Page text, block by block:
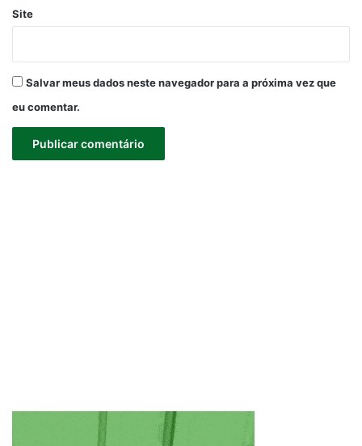
Site
Salvar meus dados neste navegador para a próxima vez que
eu comentar.